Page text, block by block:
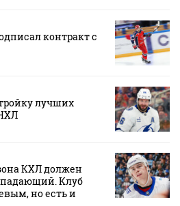
контракт с
лучших
КХЛ должен
Клуб
но есть и